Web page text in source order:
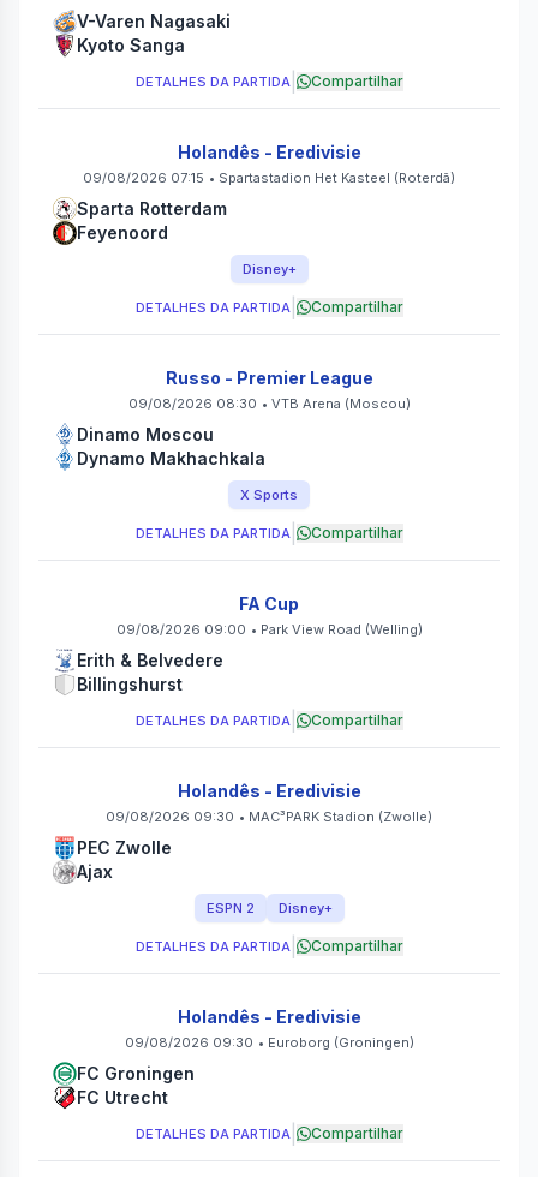
V-Varen Nagasaki
Kyoto Sanga
DETALHES DA PARTIDA| Compartilhar
Holandês - Eredivisie
09/08/2026 07:15 • Spartastadion Het Kasteel (Roterdã)
Sparta Rotterdam
Feyenoord
Disney+
DETALHES DA PARTIDA| Compartilhar
Russo - Premier League
09/08/2026 08:30 • VTB Arena (Moscou)
Dinamo Moscou
Dynamo Makhachkala
X Sports
DETALHES DA PARTIDA| Compartilhar
FA Cup
09/08/2026 09:00 • Park View Road (Welling)
Erith & Belvedere
Billingshurst
DETALHES DA PARTIDA| Compartilhar
Holandês - Eredivisie
09/08/2026 09:30 • MAC³PARK Stadion (Zwolle)
PEC Zwolle
Ajax
ESPN 2 Disney+
DETALHES DA PARTIDA| Compartilhar
Holandês - Eredivisie
09/08/2026 09:30 • Euroborg (Groningen)
FC Groningen
FC Utrecht
DETALHES DA PARTIDA| Compartilhar